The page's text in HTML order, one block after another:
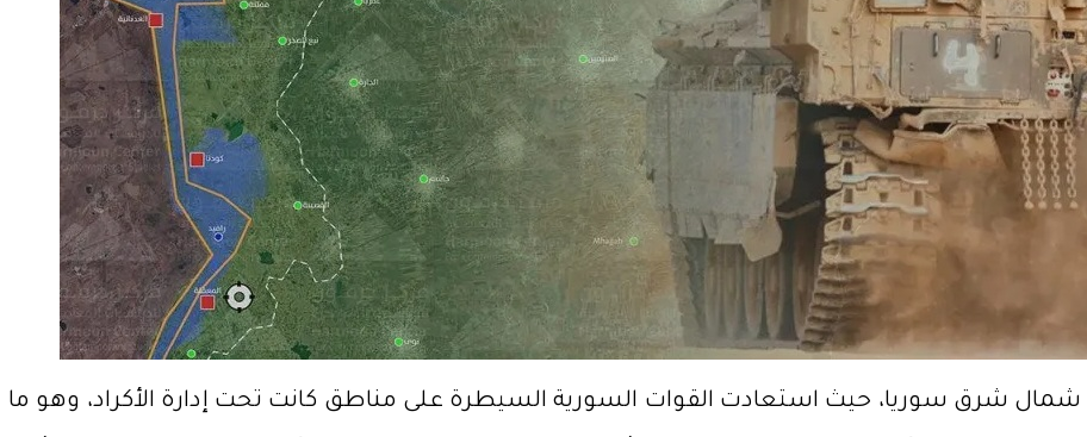
شمال شرق سوريا، حيث استعادت القوات السورية السيطرة على مناطق كانت تحت إدارة الأكراد، وهو ما